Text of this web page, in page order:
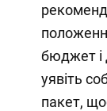
бюджет і
уявіть
пакет,